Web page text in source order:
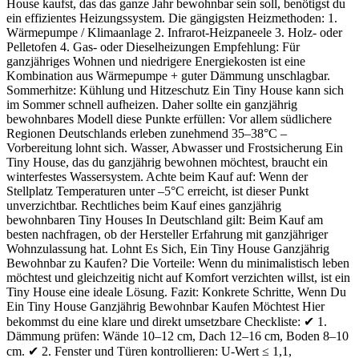
House kaufst, das das ganze Jahr bewohnbar sein soll, benötigst du
ein effizientes Heizungssystem. Die gängigsten Heizmethoden: 1.
Wärmepumpe / Klimaanlage 2. Infrarot-Heizpaneele 3. Holz- oder
Pelletofen 4. Gas- oder Dieselheizungen Empfehlung: Für
ganzjähriges Wohnen und niedrigere Energiekosten ist eine
Kombination aus Wärmepumpe + guter Dämmung unschlagbar.
Sommerhitze: Kühlung und Hitzeschutz Ein Tiny House kann sich
im Sommer schnell aufheizen. Daher sollte ein ganzjährig
bewohnbares Modell diese Punkte erfüllen: Vor allem südlichere
Regionen Deutschlands erleben zunehmend 35–38°C –
Vorbereitung lohnt sich. Wasser, Abwasser und Frostsicherung Ein
Tiny House, das du ganzjährig bewohnen möchtest, braucht ein
winterfestes Wassersystem. Achte beim Kauf auf: Wenn der
Stellplatz Temperaturen unter –5°C erreicht, ist dieser Punkt
unverzichtbar. Rechtliches beim Kauf eines ganzjährig
bewohnbaren Tiny Houses In Deutschland gilt: Beim Kauf am
besten nachfragen, ob der Hersteller Erfahrung mit ganzjähriger
Wohnzulassung hat. Lohnt Es Sich, Ein Tiny House Ganzjährig
Bewohnbar zu Kaufen? Die Vorteile: Wenn du minimalistisch leben
möchtest und gleichzeitig nicht auf Komfort verzichten willst, ist ein
Tiny House eine ideale Lösung. Fazit: Konkrete Schritte, Wenn Du
Ein Tiny House Ganzjährig Bewohnbar Kaufen Möchtest Hier
bekommst du eine klare und direkt umsetzbare Checkliste: ✔ 1.
Dämmung prüfen: Wände 10–12 cm, Dach 12–16 cm, Boden 8–10
cm. ✔ 2. Fenster und Türen kontrollieren: U-Wert ≤ 1,1,